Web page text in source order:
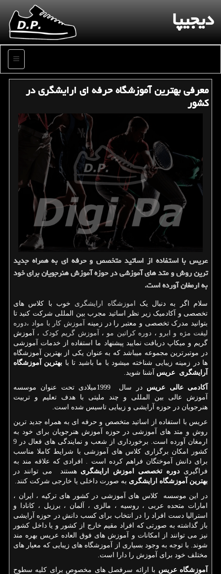
دیجیپا
منو
معرفی بهترین آموزشگاه حرفه ای ارایشگری در
كشور
عریس با استفاده از اساتید متخصص و حرفه ای به همراه جدید
ترین روش و متد های آموزشی در حوزه آموزش هنرجویان برای خود
به ارمغان آورده است.
سلام اگر به دنبال یک اموزشگاه ارایشگری خوب با کلاس های
تخصصی و آکادمیک زیر نظر اساتید مجرب بین المللی شرکت کنید تا
بتوانید مدرک تخصصی و معتبر را در زمینه آموزش کار با مواد ،دوره
لیفت مژه و ابرو ، دوره کراتین مو ، آموزش گریم کودک ، آموزش
گریم و میکاپ دریافت نمایید پیشنهاد ما استفاده از خدمات آموزشی
در موتبرترین مجموعه میباشد که به عنوان یکی از بهترین آموزشگاه
ها در زمینه زیبایی شناخته میشود با ما باشید تا با بهترین آموزشگاه
آرایشگری عریس آشنا شوید.
آکادمی عالی عریس در سال 1999میلادی تحت عنوان موسسه
آموزش عالی بین المللی و چند ملیتی با هدف تعلیم و تربیت
هنرجویان در حوزه آرایشی و زیبایی تاسیس شده است.
عریس با استفاده از اساتید متخصص و حرفه ای به همراه جدید ترین
روش و متد های آموزشی در حوزه آموزش هنرجویان برای خود به
ارمغان آورده است. برخورداری از شعب و نمایندگی های فعال در 9
کشور امکان برگزاری کلاس های آموزشی با شرایط کاملا مناسب
برای دانش آموختگان فراهم کرده است . افرادی که علاقه مند به
فراگیری دوره تخصصی اموزش ارایشگریهستند می توانند در
بهترین آموزشگاه ارایشگری به صورت داخلی یا خارجی شرکت کنند.
در این موسسه کلاس های آموزشی در کشور های ترکیه ، ایران ،
امارات متحده عربی ، روسیه ، مالزی ، آلمان ، برزیل ، کانادا و
استرالیا دست افراد را در انتخاب برای کسب دانش در حوزه آرایشی
باز گذاشته به صورتی که افراد مقیم خارج از کشور و یا داخل کشور
نیز می توانند از امکانات و آموزش های فوق العاده عریس بهره مند
شوند. با توجه به وجود بسیاری از آموزشگاه های زیبایی که معیار های
مختلف خود برای آموزش را دارا است.
آموزشگاه عریس با ارائه سرفصل های مخصوص برای کلیه سطوح